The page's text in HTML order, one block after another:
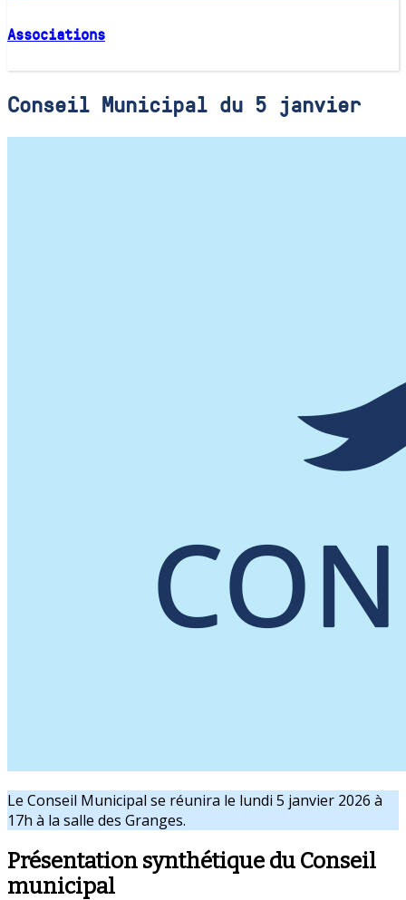
Associations
Conseil Municipal du 5 janvier
Le Conseil Municipal se réunira le lundi 5 janvier 2026 à
17h à la salle des Granges.
Présentation synthétique du Conseil
municipal